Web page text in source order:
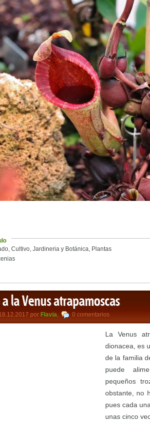
, Cultivo, Jardineria y Botánica, Plantas
la Venus atrapamoscas
por Flavia, 0 comentarios
La Venus
dionacea, es
de la familia
puede
pequeños
obstante, no
pues cada
unas cinco